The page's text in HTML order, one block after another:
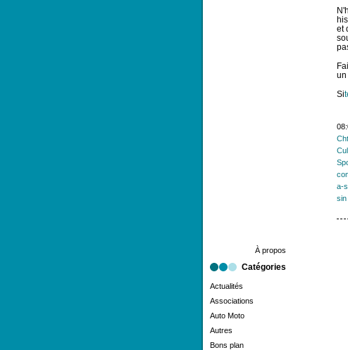
À propos
Catégories
Actualités
Associations
Auto Moto
Autres
Bons plan
et
un
Si
a-
sin